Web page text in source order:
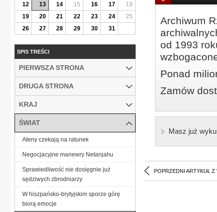
Archiwum
od 1993
Ponad
Zamów
Masz już
POPRZEDNI ARTYKUŁ Z
12
13 14 15 16 17
18
19
20 21 22 23 24
25
26
27 28 29 30 31
SPIS TREŚCI
PIERWSZA STRONA
DRUGA STRONA
KRAJ
ŚWIAT
Ateny czekają na ratunek
Negocjacyjne manewry Netanjahu
Sprawiedliwość nie dosięgnie już
sędziwych zbrodniarzy
W hiszpańsko-brytyjskim sporze górę
biorą emocje